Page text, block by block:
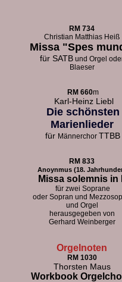
RM 734
Christian Matthias Heiß
Missa "Spes
für SATB und Orgel
Blaeser
RM 660m
Karl-Heinz Liebl
Die schönsten
Marienlieder
für Männerchor TTBB
RM 833
Anoynmus (18.
Missa solemnis in
für zwei Soprane
oder Sopran und
und Orgel
herausgegeben von
Gerhard Weinberger
Orgelnoten
RM 1030
Thorsten Maus
Workbook